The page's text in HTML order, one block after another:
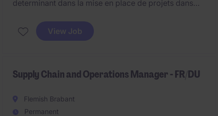
determinant dans la mise en place de projets dans
niveau de productivité acceptable
View Job
Supply Chain and Operations Manager - FR/DU
Flemish Brabant
Permanent